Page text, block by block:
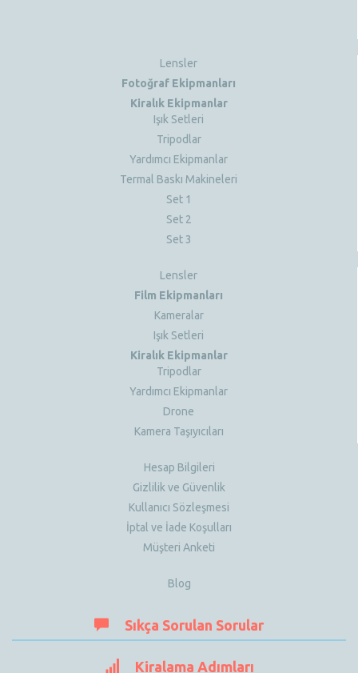
Lensler
Fotoğraf Ekipmanları
Kiralık Ekipmanlar
Işık Setleri
Tripodlar
Yardımcı Ekipmanlar
Termal Baskı Makineleri
Set 1
Set 2
Set 3
Lensler
Film Ekipmanları
Kameralar
Işık Setleri
Kiralık Ekipmanlar
Tripodlar
Yardımcı Ekipmanlar
Drone
Kamera Taşıyıcıları
Hesap Bilgileri
Gizlilik ve Güvenlik
Kullanıcı Sözleşmesi
İptal ve İade Koşulları
Müşteri Anketi
Blog
Sıkça Sorulan Sorular
Kiralama Adımları